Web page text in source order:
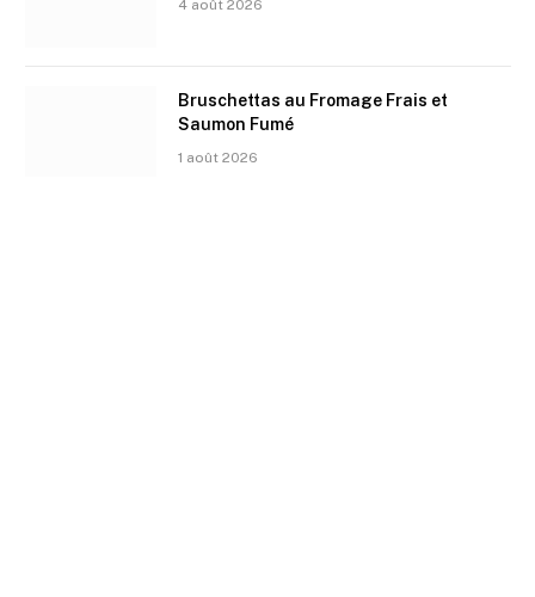
4 août 2026
Bruschettas au Fromage Frais et
Saumon Fumé
1 août 2026